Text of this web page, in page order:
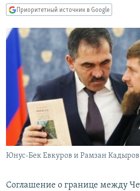
главной
навигации
Вернутся
поиску
IDEL.РЕАЛИИ
КАВКАЗ.РЕАЛИИ
СЕВЕР.РЕАЛИИ
СИБИРЬ.РЕАЛИИ
РАСПИСАНИЕ ВЕЩАНИЯ
ПОДПИШИТЕСЬ НА РАССЫЛКУ
СОЦИАЛЬНЫЕ СЕТИ
Приоритетный источник в Google
Юнус-Бек Евкуров и Рамзан Кадыров
Соглашение о границе между